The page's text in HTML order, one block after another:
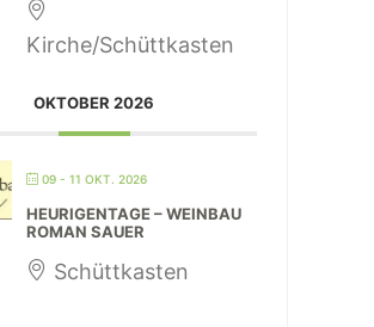
Kirche/Schüttkasten
OKTOBER 2026
09 - 11 OKT. 2026
HEURIGENTAGE – WEINBAU
ROMAN SAUER
Schüttkasten